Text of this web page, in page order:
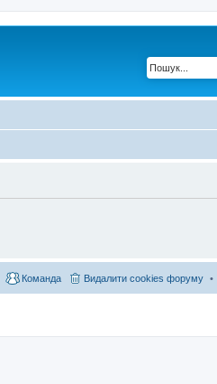
Видалити cookies форуму
Команда